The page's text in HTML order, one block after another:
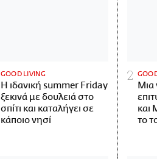
GOOD LIVING
Η ιδανική summer Friday
ξεκινά με δουλειά στο
σπίτι και καταλήγει σε
κάποιο νησί
Μια
και
το